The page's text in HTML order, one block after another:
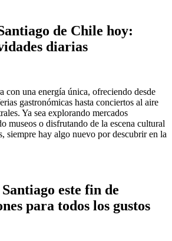
de Chile hoy:
diarias
con una energía única, ofreciendo desde
gastronómicas hasta conciertos al aire
Ya sea explorando mercados
museos o disfrutando de la escena cultural
siempre hay algo nuevo por descubrir en la
este fin de
para todos los gustos